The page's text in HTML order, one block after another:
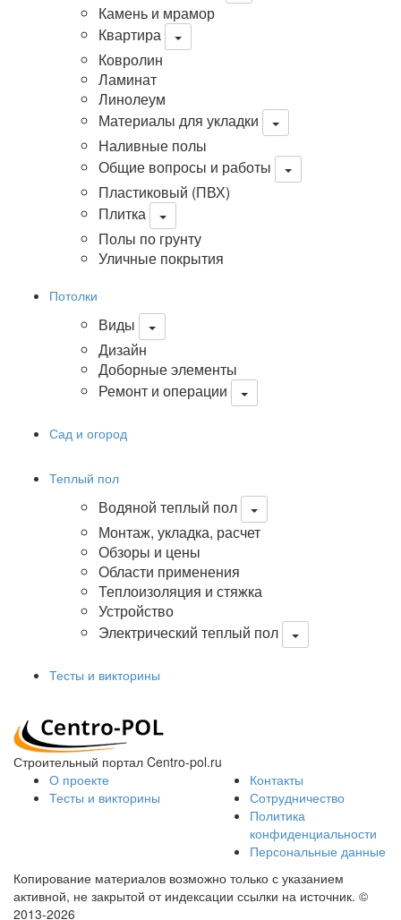
Камень и мрамор
Квартира
Ковролин
Ламинат
Линолеум
Материалы для укладки
Наливные полы
Общие вопросы и работы
Пластиковый (ПВХ)
Плитка
Полы по грунту
Уличные покрытия
Потолки
Виды
Дизайн
Доборные элементы
Ремонт и операции
Сад и огород
Теплый пол
Водяной теплый пол
Монтаж, укладка, расчет
Обзоры и цены
Области применения
Теплоизоляция и стяжка
Устройство
Электрический теплый пол
Тесты и викторины
Строительный портал Centro-pol.ru
О проекте
Тесты и викторины
Контакты
Сотрудничество
Политика
конфиденциальности
Персональные данные
Копирование материалов возможно только с указанием
активной, не закрытой от индексации ссылки на источник. ©
2013-2026